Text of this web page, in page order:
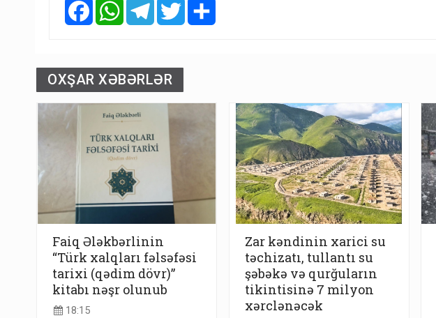
FacebookWhatsAppTelegramTwitter
OXŞAR XƏBƏRLƏR
Faiq Ələkbərlinin
“Türk xalqları fəlsəfəsi
tarixi (qədim dövr)”
kitabı nəşr olunub
18:15
Zar kəndinin xarici su
təchizatı, tullantı su
şəbəkə və qurğuların
tikintisinə 7 milyon
xərclənəcək